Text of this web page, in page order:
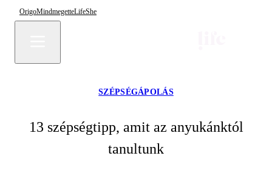
OrigoMindmegetteLifeShe
SZÉPSÉGÁPOLÁS
13 szépségtipp, amit az anyukánktól
tanultunk